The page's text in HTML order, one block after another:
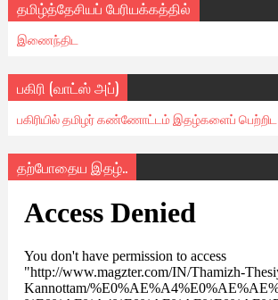
தமிழ்த்தேசியப் பேரியக்கத்தில்
இணைந்திட
பகிரி (வாட்ஸ் அப்)
பகிரியில் தமிழர் கண்ணோட்டம் இதழ்களைப் பெற்றிட
தற்போதைய இதழ்..